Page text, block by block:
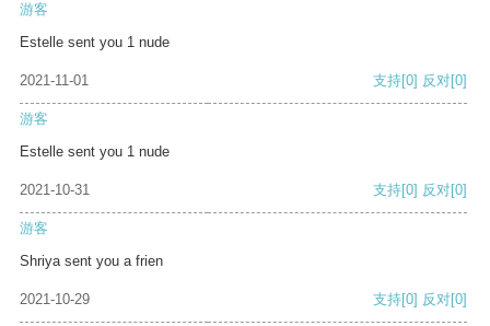
游客
Estelle sent you 1 nude
2021-11-01 支持[0] 反对[0]
游客
Estelle sent you 1 nude
2021-10-31 支持[0] 反对[0]
游客
Shriya sent you a frien
2021-10-29 支持[0] 反对[0]